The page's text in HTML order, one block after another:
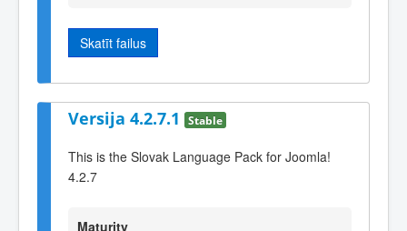
Skatīt failus
Versija 4.2.7.1 Stable
This is the Slovak Language Pack for Joomla!
4.2.7
Maturity